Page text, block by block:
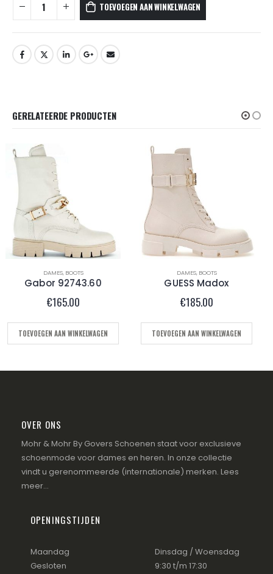
TOEVOEGEN AAN WINKELWAGEN
GERELATEERDE PRODUCTEN
DAMES,BOOTS
GUESS Madox
€185.00
TOEVOEGEN AAN WINKELWAGEN
DAMES,KORTE LAARS DAMES
PAPUCEI TIMON
€185.00
OPTIES SELECTEREN
OVER ONS
Mohr & Mohr By Govers Schoenen staat voor exclusieve
schoenmode voor dames en heren. In onze collectie
vindt u gerenommeerde (internationale) merken. Lees
meer...
OPENINGSTIJDEN
Maandag
Gesloten
Dinsdag / Woensdag
9:30 t/m 17:30